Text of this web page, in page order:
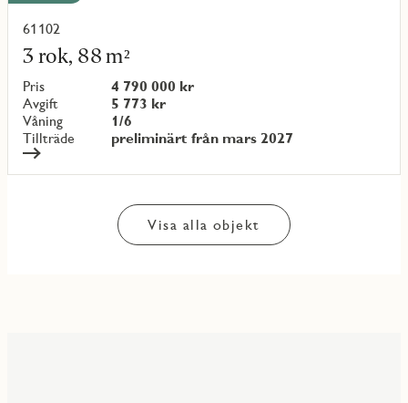
61102
3 rok, 88 m²
Pris
4 790 000 kr
Avgift
5 773 kr
Våning
1/6
Tillträde
preliminärt från mars 2027
Läs
mer
om
objekt
{objectNumber}
Visa alla objekt